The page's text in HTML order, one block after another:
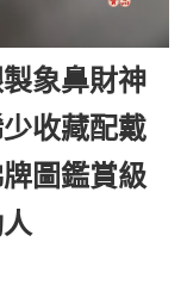
象鼻財神
收藏配戴
圖鑑賞級